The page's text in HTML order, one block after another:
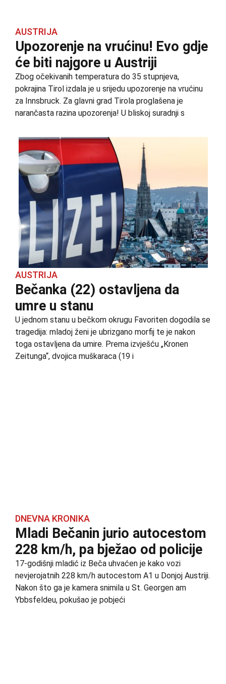
AUSTRIJA
Upozorenje na vrućinu! Evo gdje
će biti najgore u Austriji
Zbog očekivanih temperatura do 35 stupnjeva,
pokrajina Tirol izdala je u srijedu upozorenje na vrućinu
za Innsbruck. Za glavni grad Tirola proglašena je
narančasta razina upozorenja! U bliskoj suradnji s
AUSTRIJA
Bečanka (22) ostavljena da
umre u stanu
U jednom stanu u bečkom okrugu Favoriten dogodila se
tragedija: mladoj ženi je ubrizgano morfij te je nakon
toga ostavljena da umire. Prema izvješću „Kronen
Zeitunga“, dvojica muškaraca (19 i
DNEVNA KRONIKA
Mladi Bečanin jurio autocestom
228 km/h, pa bježao od policije
17-godišnji mladić iz Beča uhvaćen je kako vozi
nevjerojatnih 228 km/h autocestom A1 u Donjoj Austriji.
Nakon što ga je kamera snimila u St. Georgen am
Ybbsfeldeu, pokušao je pobjeći